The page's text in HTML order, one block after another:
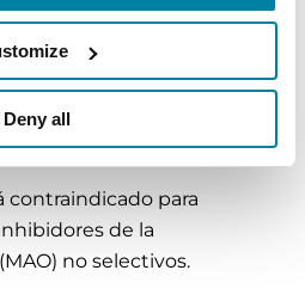
Deny all
el medicamento.
o dislocación del
en el punto de
o infección en la cavidad
bomba.
para
de la
no selectivos.